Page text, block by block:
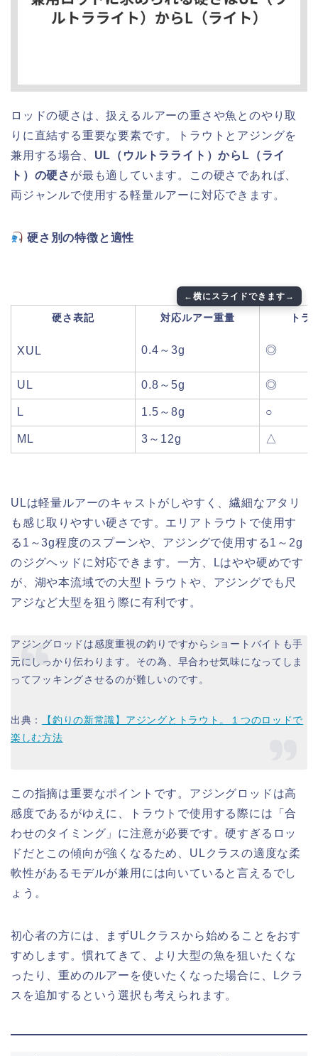
ロッドの硬さは、扱えるルアーの重さや魚とのやり取
りに直結する重要な要素です。トラウトとアジングを
兼用する場合、 UL（ウルトラライト）からL（ライ
ト）の硬さ が最も適しています。この硬さであれば、
両ジャンルで使用する軽量ルアーに対応できます。
硬さ別の特徴と適性
硬さ表記 対応ルアー重量 トラ
XUL 0.4～3g ◎
UL 0.8～5g ◎
L 1.5～8g ○
ML 3～12g △
ULは軽量ルアーのキャストがしやすく、繊細なアタリ
も感じ取りやすい硬さです。エリアトラウトで使用す
る1～3g程度のスプーンや、アジングで使用する1～2g
のジグヘッドに対応できます。一方、Lはやや硬めです
が、湖や本流域での大型トラウトや、アジングでも尺
アジなど大型を狙う際に有利です。
アジングロッドは感度重視の釣りですからショートバイトも手
元にしっかり伝わります。その為、早合わせ気味になってしま
ってフッキングさせるのが難しいのです。
出典：
【釣りの新常識】アジングとトラウト。１つのロッドで
楽しむ方法
この指摘は重要なポイントです。アジングロッドは高
感度であるがゆえに、トラウトで使用する際には「合
わせのタイミング」に注意が必要です。硬すぎるロッ
ドだとこの傾向が強くなるため、ULクラスの適度な柔
軟性があるモデルが兼用には向いていると言えるでし
ょう。
初心者の方には、まずULクラスから始めることをおす
すめします。慣れてきて、より大型の魚を狙いたくな
ったり、重めのルアーを使いたくなった場合に、Lクラ
スを追加するという選択も考えられます。